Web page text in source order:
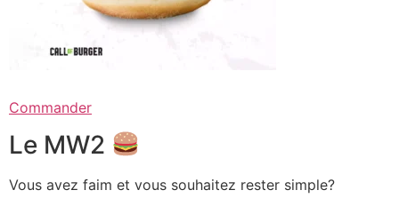
Commander
Le MW2
Vous avez faim et vous souhaitez rester simple?